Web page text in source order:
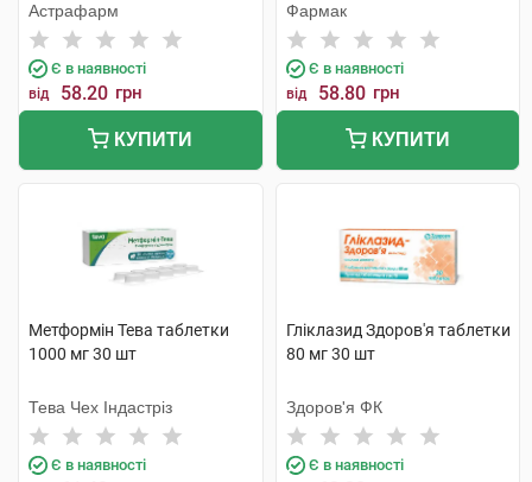
Астрафарм
Є в наявності
від 58.20 грн
КУПИТИ
Фармак
Є в наявності
від 58.80 грн
КУПИТИ
Метформін Тева таблетки
1000 мг 30 шт
Тева Чех Індастріз
Є в наявності
Гліклазид Здоров'я таблетки
80 мг 30 шт
Здоров'я ФК
Є в наявності